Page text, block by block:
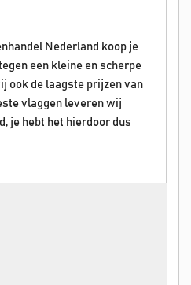
Nederland koop je
een kleine en scherpe
ook de laagste prijzen van
vlaggen leveren wij
je hebt het hierdoor dus